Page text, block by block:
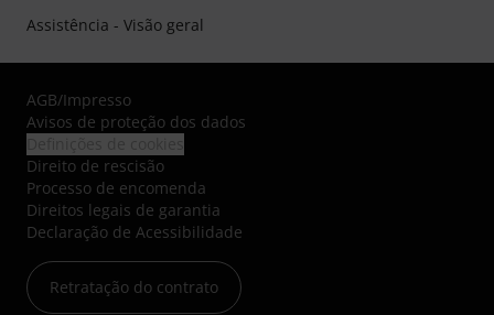
Assistência - Visão geral
AGB/Impresso
Avisos de proteção dos dados
Direito de rescisão
Processo de encomenda
Direitos legais de garantia
Declaração de Acessibilidade
Retratação do contrato